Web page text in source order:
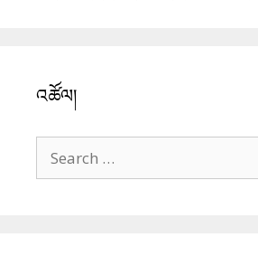
September 2021
April 2021
November 2020(2)